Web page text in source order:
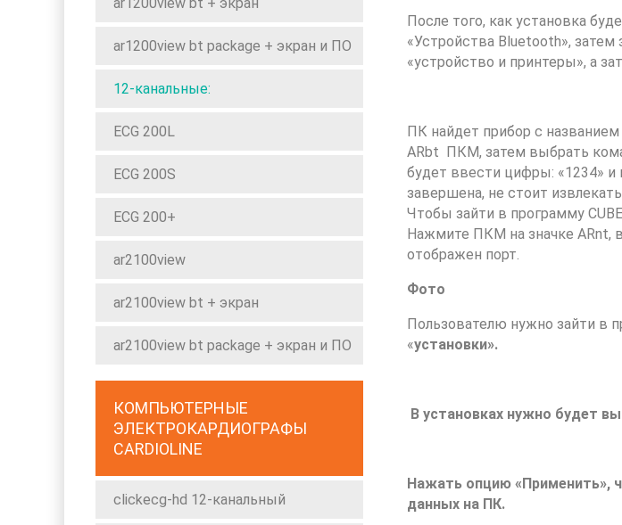
ar1200view bt package + экран и ПО
12-канальные:
ECG 200L
ECG 200S
ECG 200+
ar2100view
ar2100view bt + экран
ar2100view bt package + экран и ПО
КОМПЬЮТЕРНЫЕ
ЭЛЕКТРОКАРДИОГРАФЫ
CARDIOLINE
clickecg-hd 12-канальный
После того, как установка
«Устройства Bluetooth»,
«устройство и принтеры», а
ПК найдет прибор с
ARbt ПКМ, затем выбрать
будет ввести цифры: «1234» и
завершена, не стоит
Чтобы зайти в программу
Нажмите ПКМ на значке ARnt,
отображен порт.
Фото
Пользователю нужно зайти в
«установки».
В установках нужно будет
Нажать опцию «Применить»,
данных на ПК.